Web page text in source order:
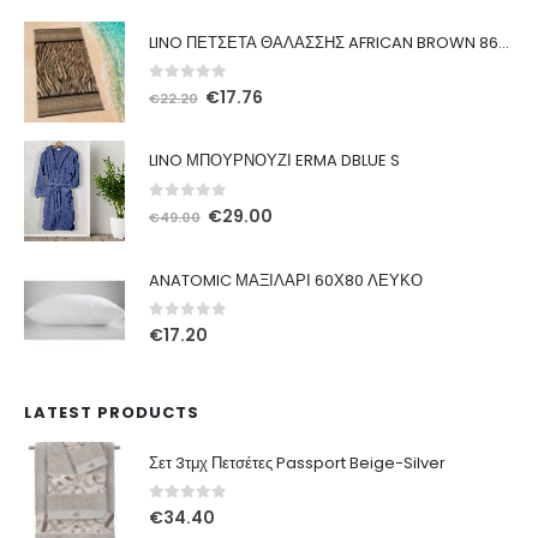
LINO ΠΕΤΣΕΤΑ ΘΑΛΑΣΣΗΣ AFRICAN BROWN 86X160
out of 5
€22.20 Original
€17.76
LINO ΜΠΟΥΡΝΟΥΖΙ ERMA DBLUE S
out of 5
€49.00 Original
€29.00
ANATOMIC ΜΑΞΙΛΑΡΙ 60Χ80 ΛΕΥΚΟ
0out of 5
€17.20
LATEST PRODUCTS
Σετ 3τμχ Πετσέτες Passport Beige-Silver
0out of 5
€34.40